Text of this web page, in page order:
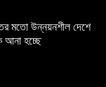
মতো উন্নয়নশীল দেশে
আনা হচ্ছে